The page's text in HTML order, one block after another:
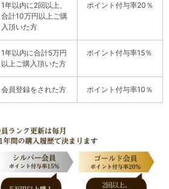
1年以内に2回以上、
合計10万円以上ご購
入頂いた方
ポイント付与率20％
1年以内に合計5万円
以上ご購入頂いた方
ポイント付与率15％
会員登録をされた方 ポイント付与率10％